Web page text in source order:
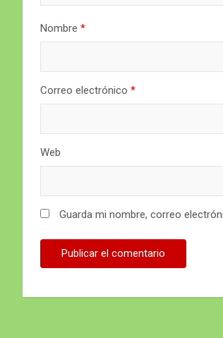
Nombre *
Correo electrónico *
Web
Guarda mi nombre, correo